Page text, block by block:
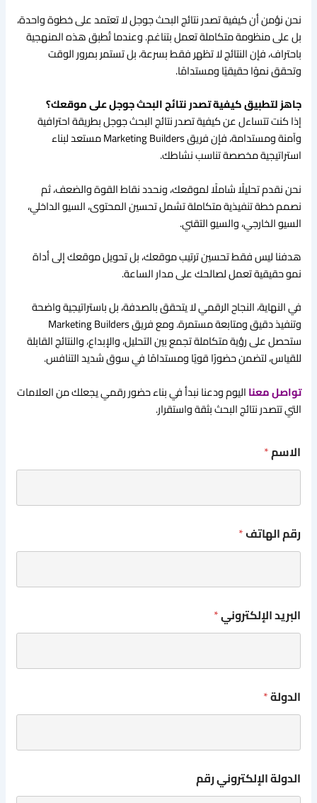
نحن نؤمن أن كيفية تصدر نتائج البحث جوجل لا تعتمد على خطوة واحدة،
بل على منظومة متكاملة تعمل بتناغم. وعندما تُطبق هذه المنهجية
باحتراف، فإن النتائج لا تظهر فقط بسرعة، بل تستمر بمرور الوقت
وتحقق نموًا حقيقيًا ومستدامًا.
جاهز لتطبيق كيفية تصدر نتائج البحث جوجل على موقعك؟
إذا كنت تتساءل عن كيفية تصدر نتائج البحث جوجل بطريقة احترافية
وآمنة ومستدامة، فإن فريق Marketing Builders مستعد لبناء
استراتيجية مخصصة تناسب نشاطك.
نحن نقدم تحليلًا شاملًا لموقعك، ونحدد نقاط القوة والضعف، ثم
نصمم خطة تنفيذية متكاملة تشمل تحسين المحتوى، السيو الداخلي،
السيو الخارجي، والسيو التقني.
هدفنا ليس فقط تحسين ترتيب موقعك، بل تحويل موقعك إلى أداة
نمو حقيقية تعمل لصالحك على مدار الساعة.
في النهاية، النجاح الرقمي لا يتحقق بالصدفة، بل باستراتيجية واضحة
وتنفيذ دقيق ومتابعة مستمرة. ومع فريق Marketing Builders
ستحصل على رؤية متكاملة تجمع بين التحليل، والإبداع، والنتائج القابلة
للقياس، لتضمن حضورًا قويًا ومستدامًا في سوق شديد التنافس.
تواصل معنااليوم ودعنا نبدأ في بناء حضور رقمي يجعلك من العلامات
التي تتصدر نتائج البحث بثقة واستقرار.
الاسم*
رقم الهاتف*
البريد الإلكتروني*
الدولة*
الدولة الإلكتروني رقم